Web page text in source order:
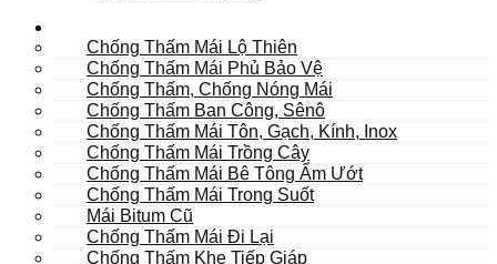
Chống Thấm Mái Lộ Thiên
Chống Thấm Mái Phủ Bảo Vệ
Chống Thấm, Chống Nóng Mái
Chống Thấm Ban Công, Sênô
Chống Thấm Mái Tôn, Gạch, Kính, Inox
Chống Thấm Mái Trồng Cây
Chống Thấm Mái Bê Tông Ẩm Ướt
Chống Thấm Mái Trong Suốt
Mái Bitum Cũ
Chống Thấm Mái Đi Lại
Chống Thấm Khe Tiếp Giáp